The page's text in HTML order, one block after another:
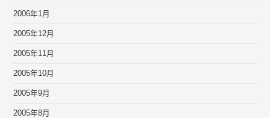
2006年1月
2005年12月
2005年11月
2005年10月
2005年9月
2005年8月